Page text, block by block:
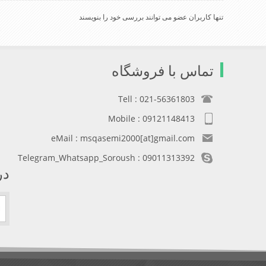
تنها کاربران عضو می توانند بررسی خود را بنویسند
تماس با فروشگاه
Tell : 021-56361803
Mobile : 09121148413
eMail : msqasemi2000[at]gmail.com
Telegram_Whatsapp_Soroush : 09011313392